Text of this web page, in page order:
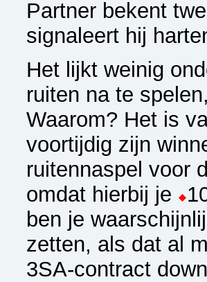
Partner bekent
signaleert hij
Het lijkt weinig
ruiten na te
Waarom? Het is
voortijdig zijn
ruitennaspel voor
omdat hierbij je
ben je
zetten, als dat al
3SA-contract